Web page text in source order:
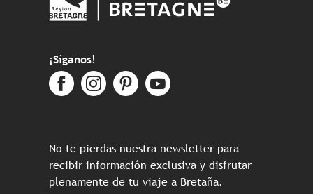
¡Síganos!
No te pierdas nuestra newsletter para
recibir información exclusiva y disfrutar
plenamente de tu viaje a Bretaña.